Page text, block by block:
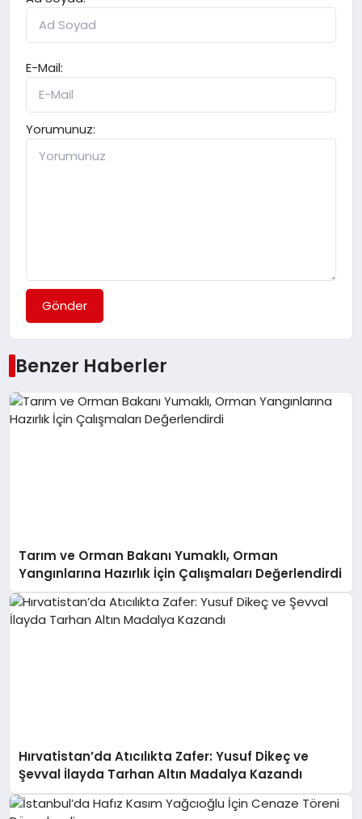
E-Mail:
Yorumunuz:
Gönder
Benzer Haberler
Tarım ve Orman Bakanı Yumaklı, Orman
Yangınlarına Hazırlık İçin Çalışmaları Değerlendirdi
Hırvatistan’da Atıcılıkta Zafer: Yusuf Dikeç ve
Şevval İlayda Tarhan Altın Madalya Kazandı